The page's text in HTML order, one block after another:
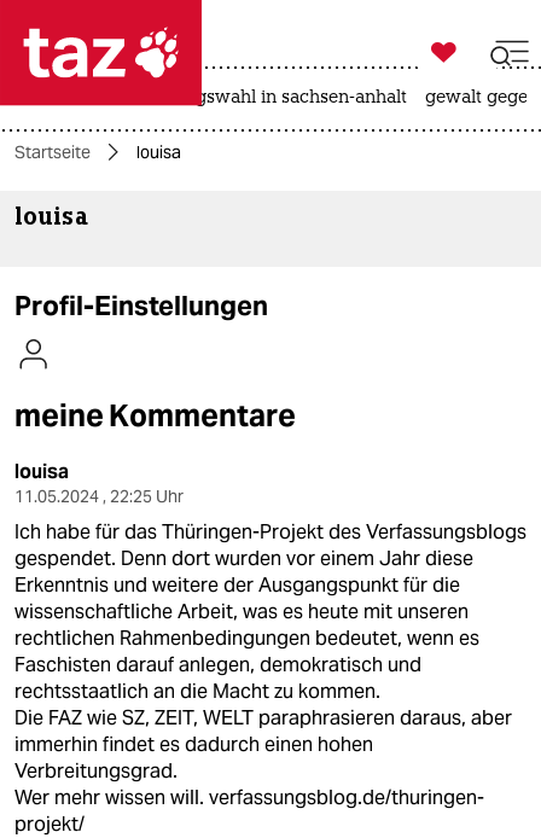

themen
kultur
sport
berlin
nord
wahrheit
verlag
verlag
veranstaltungen

taz zahl ich
landtagswahl in sachsen-anhalt gewalt
Startseite louisa
louisa
Profil-Einstellungen
meine Kommentare
louisa
11.05.2024 , 22:25 Uhr
Ich habe für das Thüringen-Projekt des Verfassungsblogs
gespendet. Denn dort wurden vor einem Jahr diese
Erkenntnis und weitere der Ausgangspunkt für die
wissenschaftliche Arbeit, was es heute mit unseren
rechtlichen Rahmenbedingungen bedeutet, wenn es
Faschisten darauf anlegen, demokratisch und
rechtsstaatlich an die Macht zu kommen.
Die FAZ wie SZ, ZEIT, WELT paraphrasieren daraus, aber
immerhin findet es dadurch einen hohen
Verbreitungsgrad.
Wer mehr wissen will. verfassungsblog.de/thuringen-
projekt/